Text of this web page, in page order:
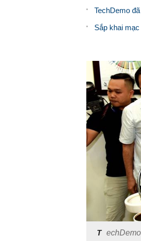
TechDemo
Sắp khai
T